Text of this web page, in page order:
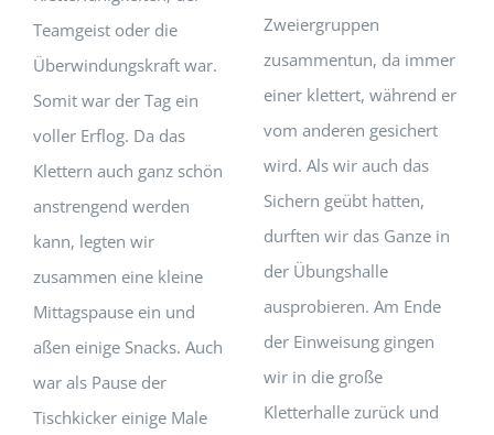
Teamgeist oder die
Überwindungskraft war.
Somit war der Tag ein
voller Erflog. Da das
Klettern auch ganz schön
anstrengend werden
kann, legten wir
zusammen eine kleine
Mittagspause ein und
aßen einige Snacks. Auch
war als Pause der
Tischkicker einige Male
Zweiergruppen
zusammentun, da immer
einer klettert, während er
vom anderen gesichert
wird. Als wir auch das
Sichern geübt hatten,
durften wir das Ganze in
der Übungshalle
ausprobieren. Am Ende
der Einweisung gingen
wir in die große
Kletterhalle zurück und